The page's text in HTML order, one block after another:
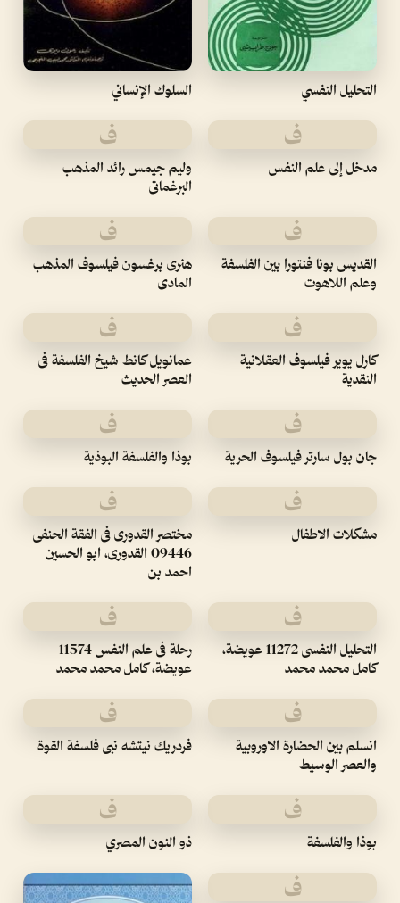
التحليل النفسي السلوك الإنساني
ف
مدخل إلى علم النفس
ف
وليم جيمس رائد المذهب
البرغماتى
ف
القديس بونا فنتورا بين الفلسفة
وعلم اللاهوت
ف
هنرى برغسون فيلسوف المذهب
المادى
ف
كارل يوير فيلسوف العقلانية
النقدية
ف
عمانويل كانط شيخ الفلسفة فى
العصر الحديث
ف
جان بول سارتر فيلسوف الحرية
ف
بوذا والفلسفة البوذية
ف
مشكلات الاطفال
ف
مختصر القدورى فى الفقة الحنفى
09446 القدورى، ابو الحسين
احمد بن
ف
التحليل النفسى 11272 عويضة،
كامل محمد محمد
ف
رحلة فى علم النفس 11574
عويضة، كامل محمد محمد
ف
انسلم بين الحضارة الاوروبية
والعصر الوسيط
ف
فردريك نيتشه نبى فلسفة القوة
ف
بوذا والفلسفة
ف
ذو النون المصري
ف